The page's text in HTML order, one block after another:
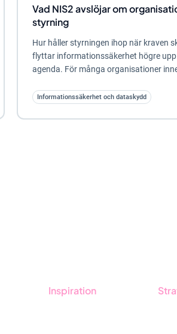
Vad NIS2 avslöjar om
styrning
Hur håller styrningen ihop när kraven
flyttar informationssäkerhet högre
agenda. För många organisationer
Informationssäkerhet och dataskydd
Inspiration